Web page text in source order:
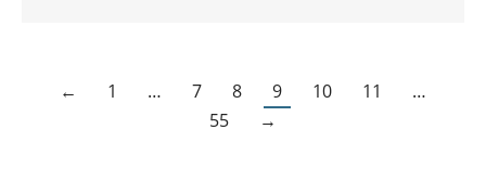
← 1 … 7 8 9 10 11
…
55
→